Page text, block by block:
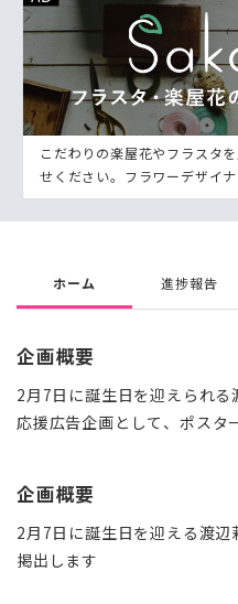
こだわりの楽屋花やフラスタ
せください。フラワーデザイ
ホーム 進捗報告
企画概要
2月7日に誕生日を迎えられ
応援広告企画として、ポスタ
企画概要
2月7日に誕生日を迎える渡
掲出します